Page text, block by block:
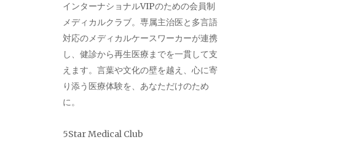
インターナショナルVIPのための会員制
メディカルクラブ。専属主治医と多言語
対応のメディカルケースワーカーが連携
し、健診から再生医療までを一貫して支
えます。言葉や文化の壁を越え、心に寄
り添う医療体験を、あなただけのため
に。
5Star Medical Club